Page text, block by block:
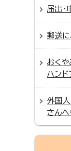
届出・
郵送に
おくや
ハンド
外国人
さんへ